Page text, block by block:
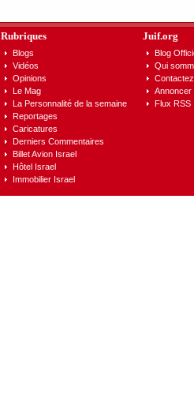
Rubriques
Blogs
Vidéos
Opinions
Le Mag
La Personnalité de la semaine
Reportages
Caricatures
Derniers Commentaires
Billet Avion Israel
Hôtel Israel
Immobilier Israel
Juif.org
Blog
Qui
Annoncer
Flux RSS